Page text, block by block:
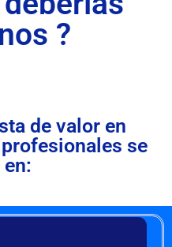
?
de valor en
se
en: